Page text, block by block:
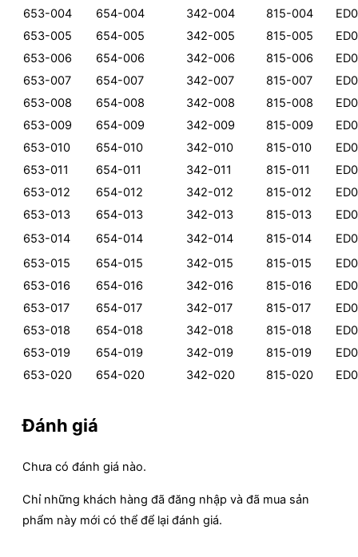
653-004
654-004 342-004 815-004
653-005
654-005 342-005 815-005
653-006
654-006 342-006 815-006
653-007
654-007 342-007 815-007
653-008
654-008 342-008 815-008
653-009
654-009 342-009 815-009
653-010
654-010 342-010 815-010
653-011
654-011 342-011 815-011
653-012
654-012 342-012 815-012
653-013
654-013 342-013 815-013
653-014
654-014 342-014 815-014
653-015
654-015 342-015 815-015
653-016
654-016 342-016 815-016
653-017
654-017 342-017 815-017
653-018
654-018 342-018 815-018
653-019
654-019 342-019 815-019
653-020
654-020 342-020 815-020
Đánh giá
Chưa có đánh giá nào.
Chỉ những khách hàng đã đăng nhập và đã mua sản
phẩm này mới có thể để lại đánh giá.